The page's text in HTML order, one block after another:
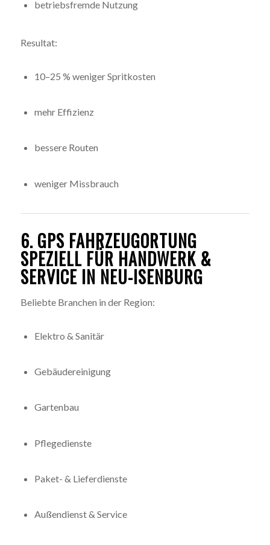
betriebsfremde Nutzung
Resultat:
10–25 % weniger Spritkosten
mehr Effizienz
bessere Routen
weniger Missbrauch
6. GPS FAHRZEUGORTUNG
SPEZIELL FÜR HANDWERK &
SERVICE IN NEU-ISENBURG
Beliebte Branchen in der Region:
Elektro & Sanitär
Gebäudereinigung
Gartenbau
Pflegedienste
Paket- & Lieferdienste
Außendienst & Service